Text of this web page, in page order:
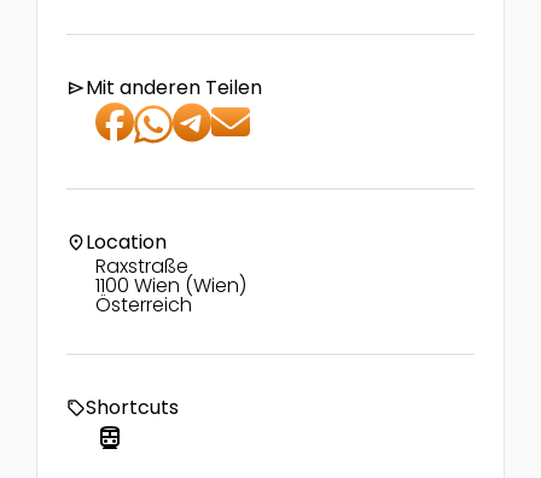
sendMit anderen Teilen
location_onLocation
Raxstraße
1100 Wien (Wien)
Österreich
local_offerShortcuts
directions_transit